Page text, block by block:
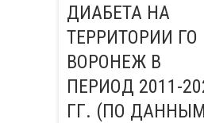
ДИАБЕТА НА
ТЕРРИТОРИИ ГО
ВОРОНЕЖ В
ПЕРИОД 2011-
ГГ. (ПО ДАННЫМ